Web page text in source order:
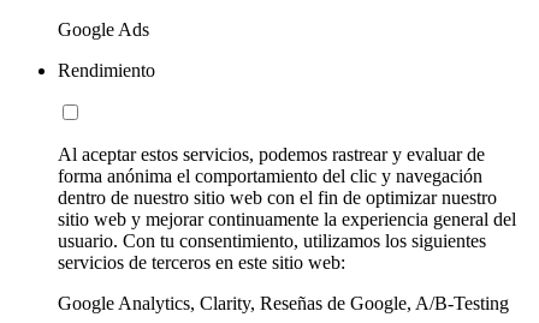
Google Ads
Rendimiento
Al aceptar estos servicios, podemos rastrear y evaluar de
forma anónima el comportamiento del clic y navegación
dentro de nuestro sitio web con el fin de optimizar nuestro
sitio web y mejorar continuamente la experiencia general del
usuario. Con tu consentimiento, utilizamos los siguientes
servicios de terceros en este sitio web:
Google Analytics, Clarity, Reseñas de Google, A/B-Testing